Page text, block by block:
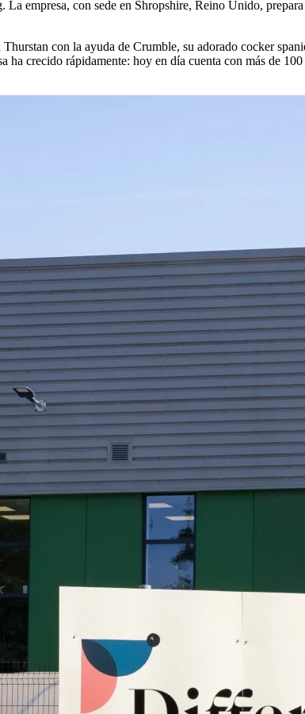
empresa, con sede en Shropshire, Reino Unido,
con la ayuda de Crumble, su adorado cocker
crecido rápidamente: hoy en día cuenta con más de